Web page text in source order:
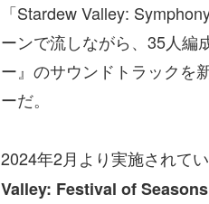
「Stardew Valley:
ーンで流しながら、35人編
ー』のサウンドトラックを
ーだ。
2024年2月より実施されて
Valley: Festival of Seasons